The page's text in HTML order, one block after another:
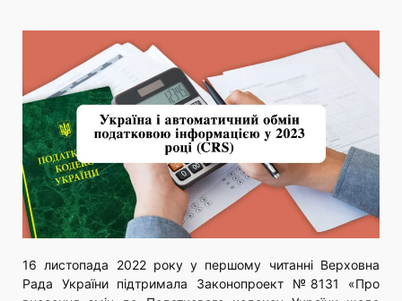
16 листопада 2022 року у першому читанні Верховна
Рада України підтримала Законопроект №8131 «Про